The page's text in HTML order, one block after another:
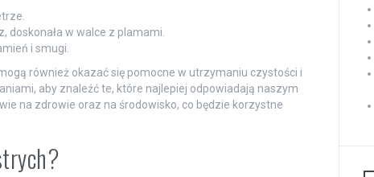
doskonała w walce z plamami.
i smugi.
również okazać się pomocne w utrzymaniu czystości i
aby znaleźć te, które najlepiej odpowiadają naszym
na zdrowie oraz na środowisko, co będzie korzystne